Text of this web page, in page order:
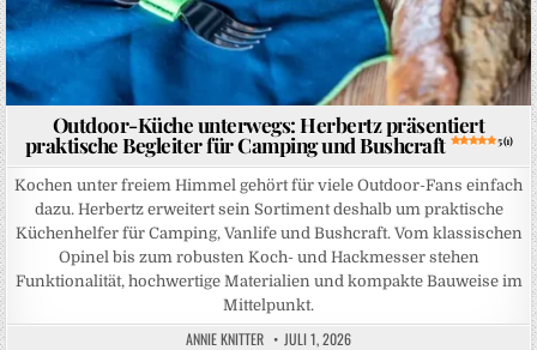
Outdoor-Küche unterwegs: Herbertz präsentiert
praktische Begleiter für Camping und Bushcraft 5 (1)
Kochen unter freiem Himmel gehört für viele Outdoor-Fans einfach
dazu. Herbertz erweitert sein Sortiment deshalb um praktische
Küchenhelfer für Camping, Vanlife und Bushcraft. Vom klassischen
Opinel bis zum robusten Koch- und Hackmesser stehen
Funktionalität, hochwertige Materialien und kompakte Bauweise im
Mittelpunkt.
ANNIE KNITTER JULI 1, 2026